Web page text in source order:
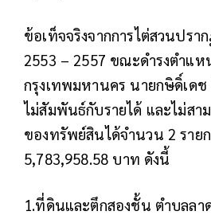
ข้อเท็จจริงจากการไต่สวนปรา
2553 – 2557 ขณะดำรงตำแห
กรุงเทพมหานคร นายกษิดิ์เด
ไม่สัมพันธ์กับรายได้ และไม่สา
ของทรัพย์สินได้จำนวน 2 ราย
5,783,958.58 บาท ดังนี้
1.ที่ดินและตึกสองชั้น ตำบลลา